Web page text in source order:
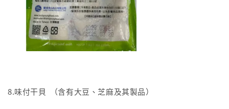
8.味付干貝 （含有大豆、芝麻及其製品）